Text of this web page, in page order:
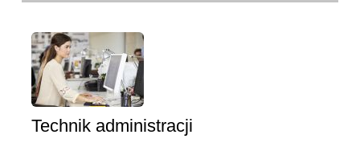
Technik administracji